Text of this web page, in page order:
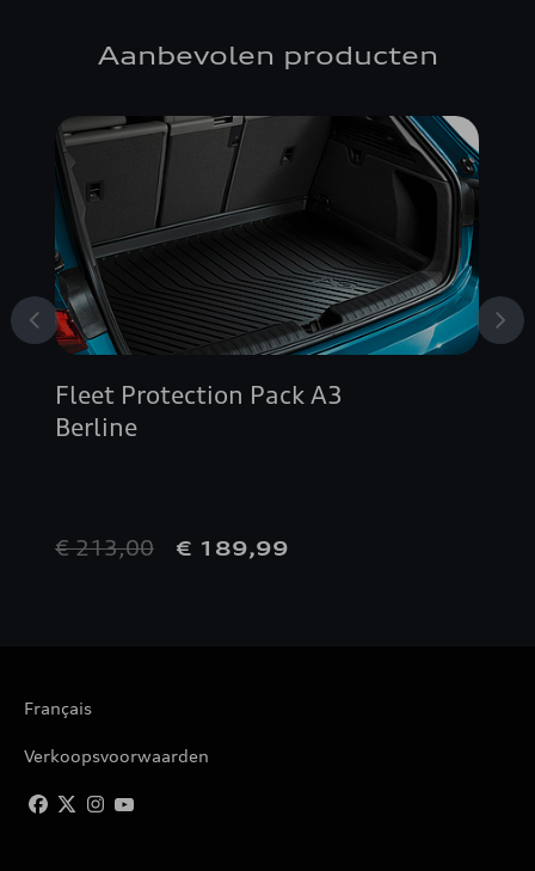
Aanbevolen producten
Fleet Protection Pack A3
Berline
€ 213,00 € 189,99
Français
Verkoopsvoorwaarden